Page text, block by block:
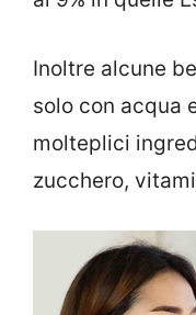
Inoltre alcune
solo con acqua
molteplici
zucchero,